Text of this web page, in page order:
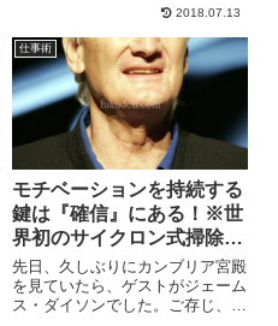
ビスでっせ。IFTTTとは？IFTTT
とは2010年にスタートしたwebサ
ービスです。 If This Then...
2018.07.13
仕事術
モチベーションを持続する
鍵は『確信』にある！※世
界初のサイクロン式掃除機
を発明したダイソンに学ぶ
努力を続ける秘訣
先日、久しぶりにカンブリア宮殿
を見ていたら、ゲストがジェーム
ス・ダイソンでした。ご存じ、